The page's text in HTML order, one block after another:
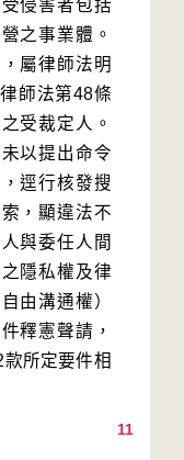
侵害者包括
之事業體。
屬律師法明
師法第48條
受裁定人。
以提出命令
逕行核發搜
，顯違法不
與委任人間
隱私權及律
由溝通權）
釋憲聲請，
所定要件相
11